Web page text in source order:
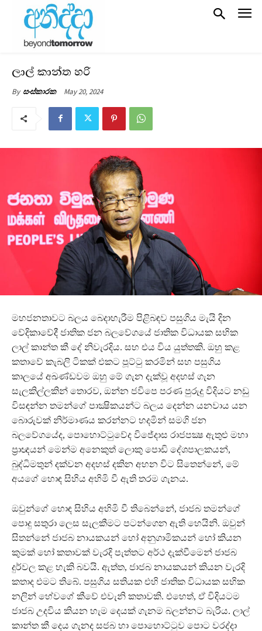
ලාල් කාන්ත හරි
By සංස්කාරක May 20, 2024
මහජනතාවට බලය බෙදාහැරීම පිළිබඳව පසුගිය මැයි දින
වේදිකාවේදී ජාතික ජන බලවේගයේ ජාතික විධායක සභික
ලාල් කාන්ත කී දේ නිවැරදිය. සහ එය විය යුත්තකි. ඔහු කළ
කතාවේ කැබලි ටිකක් එකට පූට්ටු කරමින් සහ පසුගිය
කාලයේ අඛණ්ඩවම ඔහු මේ ගැන දැක්වූ අදහස් ගැන
සැලකිල්ලකින් තොරව, ඔන්න ජවිපෙ පරණ පුරුදු විදියට නඩු
විසඳන්න තමන්ගේ පාක්‍ෂිකයන්ට බලය දෙන්න යනවාය යන
බොරුවක් නිර්මාණය කරන්නට හදමින් සමගි ජන
බලවේගයේද, පොහොට්ටුවේද විජේදාස රාජපක්‍ෂ ඇතුළු මහා
ප්‍රාඥයන් මෙන්ම අනෙකුත් ලොකු පොඩි දේශපාලකයන්,
බුද්ධිමතුන් දක්වන අදහස් දකින අහන විට සිතෙන්නේ, මේ
අයගේ හොඳ සිහිය අහිමි වී ඇති තරම ගැනය.
ඔවුන්ගේ හොඳ සිහිය අහිමි වී තිබෙන්නේ, ජාජබ තමන්ගේ
පොදු සතුරා ලෙස සැලකීමට පටන්ගෙන ඇති හෙයිනි. ඔවුන්
සිතන්නේ ජාජබ නායකයන් හෝ අනුගාමිකයන් හෝ කියන
කුමක් හෝ කතාවක් වැරදි පැත්තට අර්ථ දැක්වීමෙන් ජාජබ
දුර්වල කළ හැකි බවයි. ඇත්ත, ජාජබ නායකයන් කියන වැරදි
කතාද එමට තිබේ. පසුගිය සතියක එහි ජාතික විධායක සභික
නලින් හේවගේ කීවේ එවැනි කතාවකි. එහෙත්, ඒ විදියටම
ජාජබ උදවිය කියන හැම දෙයක් ගැනම බලන්නට බැරිය. ලාල්
කාන්ත කී දෙය ගැනද සජබ හා පොහොට්ටුව පොට වරද්දා